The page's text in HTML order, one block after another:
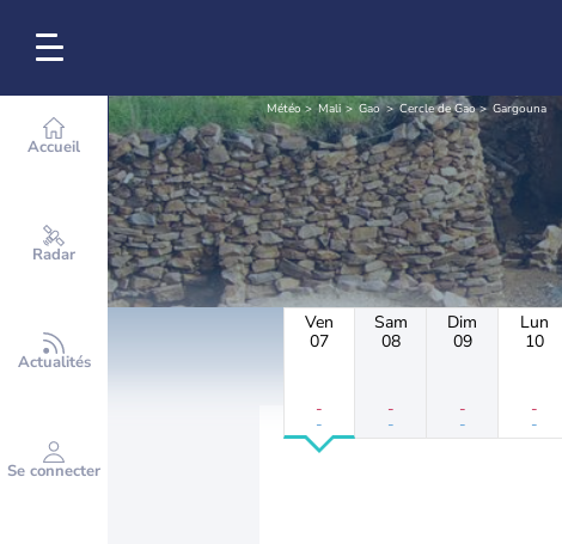
Accueil
Radar
Actualités
Se connecter
Météo Mali Gao Cercle de Gao Gargouna
Ven
07
-
-
Sam
08
-
-
Dim
09
-
-
Lun
10
-
-